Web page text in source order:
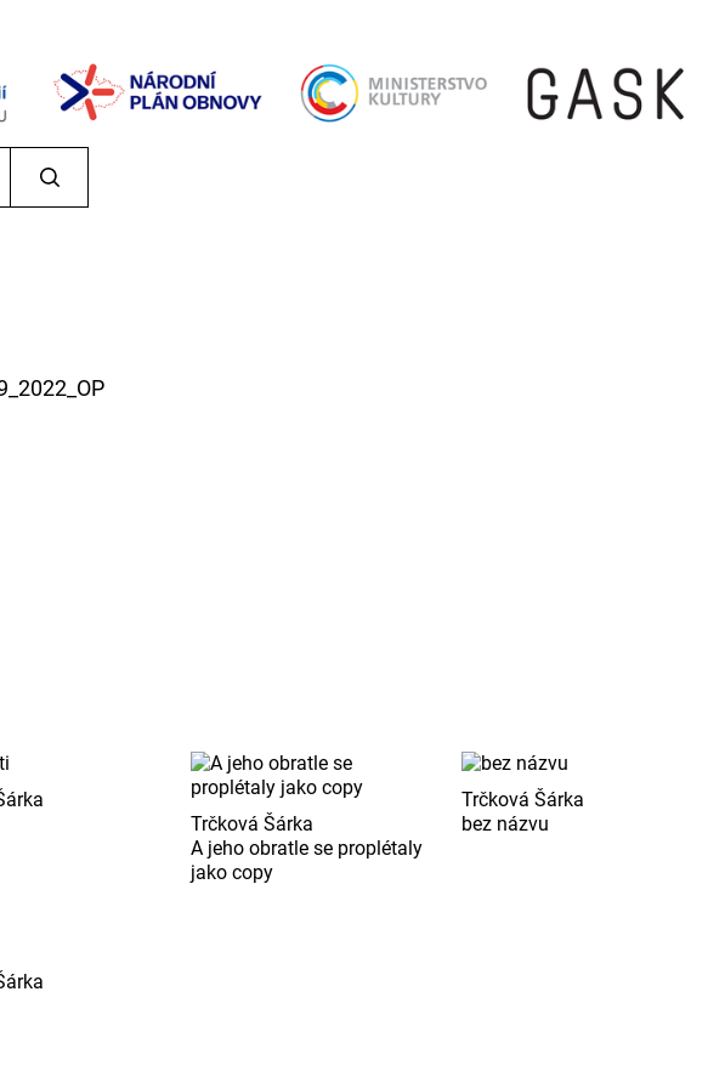
Trčková Šárka
A jeho obratle se proplétaly
jako copy
Trčková Šárka
bez názvu